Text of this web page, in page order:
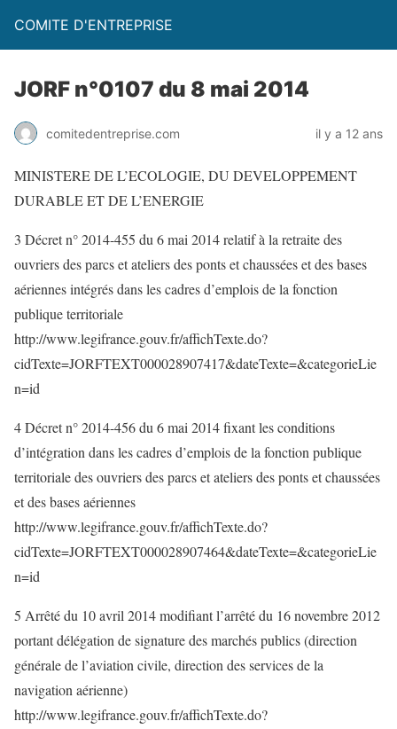
COMITE D'ENTREPRISE
JORF n°0107 du 8 mai 2014
comitedentreprise.com il y a 12 ans
MINISTERE DE L’ECOLOGIE, DU DEVELOPPEMENT
DURABLE ET DE L’ENERGIE
3 Décret n° 2014-455 du 6 mai 2014 relatif à la retraite des
ouvriers des parcs et ateliers des ponts et chaussées et des bases
aériennes intégrés dans les cadres d’emplois de la fonction
publique territoriale
http://www.legifrance.gouv.fr/affichTexte.do?
cidTexte=JORFTEXT000028907417&dateTexte=&categorieLie
n=id
4 Décret n° 2014-456 du 6 mai 2014 fixant les conditions
d’intégration dans les cadres d’emplois de la fonction publique
territoriale des ouvriers des parcs et ateliers des ponts et chaussées
et des bases aériennes
http://www.legifrance.gouv.fr/affichTexte.do?
cidTexte=JORFTEXT000028907464&dateTexte=&categorieLie
n=id
5 Arrêté du 10 avril 2014 modifiant l’arrêté du 16 novembre 2012
portant délégation de signature des marchés publics (direction
générale de l’aviation civile, direction des services de la
navigation aérienne)
http://www.legifrance.gouv.fr/affichTexte.do?